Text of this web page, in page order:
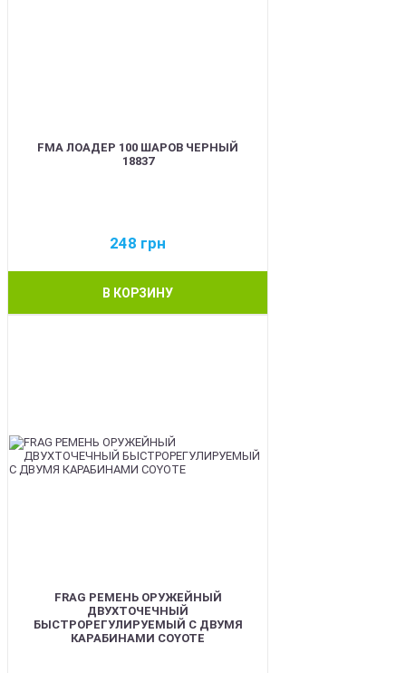
FMA ЛОАДЕР 100 ШАРОВ ЧЕРНЫЙ
18837
248 грн
В КОРЗИНУ
FRAG РЕМЕНЬ ОРУЖЕЙНЫЙ
ДВУХТОЧЕЧНЫЙ
БЫСТРОРЕГУЛИРУЕМЫЙ С ДВУМЯ
КАРАБИНАМИ COYOTE